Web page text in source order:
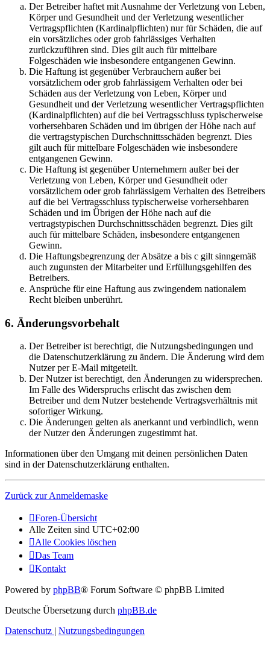
Der Betreiber haftet mit Ausnahme der Verletzung von Leben,
Körper und Gesundheit und der Verletzung wesentlicher
Vertragspflichten (Kardinalpflichten) nur für Schäden, die auf
ein vorsätzliches oder grob fahrlässiges Verhalten
zurückzuführen sind. Dies gilt auch für mittelbare
Folgeschäden wie insbesondere entgangenen Gewinn.
Die Haftung ist gegenüber Verbrauchern außer bei
vorsätzlichem oder grob fahrlässigem Verhalten oder bei
Schäden aus der Verletzung von Leben, Körper und
Gesundheit und der Verletzung wesentlicher Vertragspflichten
(Kardinalpflichten) auf die bei Vertragsschluss typischerweise
vorhersehbaren Schäden und im übrigen der Höhe nach auf
die vertragstypischen Durchschnittsschäden begrenzt. Dies
gilt auch für mittelbare Folgeschäden wie insbesondere
entgangenen Gewinn.
Die Haftung ist gegenüber Unternehmern außer bei der
Verletzung von Leben, Körper und Gesundheit oder
vorsätzlichem oder grob fahrlässigem Verhalten des Betreibers
auf die bei Vertragsschluss typischerweise vorhersehbaren
Schäden und im Übrigen der Höhe nach auf die
vertragstypischen Durchschnittsschäden begrenzt. Dies gilt
auch für mittelbare Schäden, insbesondere entgangenen
Gewinn.
Die Haftungsbegrenzung der Absätze a bis c gilt sinngemäß
auch zugunsten der Mitarbeiter und Erfüllungsgehilfen des
Betreibers.
Ansprüche für eine Haftung aus zwingendem nationalem
Recht bleiben unberührt.
6. Änderungsvorbehalt
Der Betreiber ist berechtigt, die Nutzungsbedingungen und
die Datenschutzerklärung zu ändern. Die Änderung wird dem
Nutzer per E-Mail mitgeteilt.
Der Nutzer ist berechtigt, den Änderungen zu widersprechen.
Im Falle des Widerspruchs erlischt das zwischen dem
Betreiber und dem Nutzer bestehende Vertragsverhältnis mit
sofortiger Wirkung.
Die Änderungen gelten als anerkannt und verbindlich, wenn
der Nutzer den Änderungen zugestimmt hat.
Informationen über den Umgang mit deinen persönlichen Daten
sind in der Datenschutzerklärung enthalten.
Zurück zur Anmeldemaske
Foren-Übersicht
Alle Zeiten sind UTC+02:00
Alle Cookies löschen
Das Team
Kontakt
Powered by phpBB® Forum Software © phpBB Limited
Deutsche Übersetzung durch phpBB.de
Datenschutz | Nutzungsbedingungen